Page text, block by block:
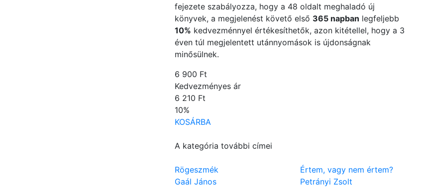
fejezete szabályozza, hogy a 48 oldalt meghaladó új
könyvek, a megjelenést követő első 365 napban legfeljebb
10% kedvezménnyel értékesíthetők, azon kitétellel, hogy a 3
éven túl megjelentett utánnyomások is újdonságnak
minősülnek.
6 900 Ft
Kedvezményes ár
6 210 Ft
10%
KOSÁRBA
A kategória további címei
Rögeszmék
Gaál János
Értem, vagy nem értem?
Petrányi Zsolt